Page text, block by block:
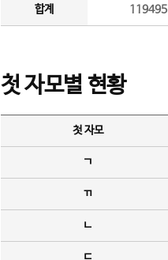
합계
첫 자모별 현황
첫 자모
ㄱ
ㄲ
ㄴ
ㄷ